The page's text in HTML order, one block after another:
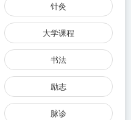
针灸
大学课程
书法
励志
脉诊